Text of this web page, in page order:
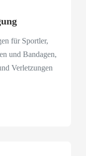
für Sportler,
und Bandagen,
Verletzungen